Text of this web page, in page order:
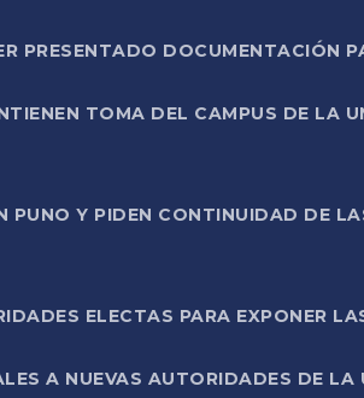
PRESENTADO DOCUMENTACIÓN
TOMA DEL CAMPUS DE LA
PUNO Y PIDEN CONTINUIDAD DE
ELECTAS PARA EXPONER
A NUEVAS AUTORIDADES DE LA